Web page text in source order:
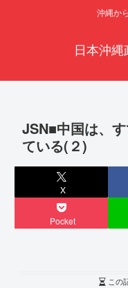
沖縄か
日本沖
JSN■中国は、
ている(２)
X
Pocket
この